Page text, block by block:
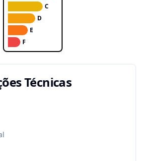
C
D
E
F
Técnicas